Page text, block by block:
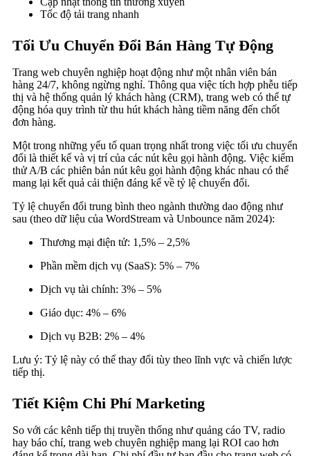
Tốc độ tải trang nhanh
Tối Ưu Chuyển Đổi Bán Hàng Tự Động
Trang web chuyên nghiệp hoạt động như một nhân viên bán
hàng 24/7, không ngừng nghỉ. Thông qua việc tích hợp phễu tiếp
thị và hệ thống quản lý khách hàng (CRM), trang web có thể tự
động hóa quy trình từ thu hút khách hàng tiềm năng đến chốt
đơn hàng.
Một trong những yếu tố quan trọng nhất trong việc tối ưu chuyển
đổi là thiết kế và vị trí của các nút kêu gọi hành động. Việc kiểm
thử A/B các phiên bản nút kêu gọi hành động khác nhau có thể
mang lại kết quả cải thiện đáng kể về tỷ lệ chuyển đổi.
Tỷ lệ chuyển đổi trung bình theo ngành thường dao động như
sau (theo dữ liệu của WordStream và Unbounce năm 2024):
Thương mại điện tử: 1,5% – 2,5%
Phần mềm dịch vụ (SaaS): 5% – 7%
Dịch vụ tài chính: 3% – 5%
Giáo dục: 4% – 6%
Dịch vụ B2B: 2% – 4%
Lưu ý: Tỷ lệ này có thể thay đổi tùy theo lĩnh vực và chiến lược
tiếp thị.
Tiết Kiệm Chi Phí Marketing
So với các kênh tiếp thị truyền thống như quảng cáo TV, radio
hay báo chí, trang web chuyên nghiệp mang lại ROI cao hơn